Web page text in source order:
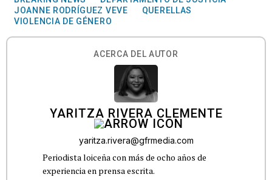
JOANNE RODRÍGUEZ VEVE
QUERELLAS
VIOLENCIA DE GÉNERO
ACERCA DEL AUTOR
YARITZA RIVERA CLEMENTE
yaritza.rivera@gfrmedia.com
Periodista loiceña con más de ocho años de
experiencia en prensa escrita.